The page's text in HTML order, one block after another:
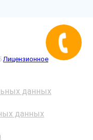
Лицензионное
данных
данных